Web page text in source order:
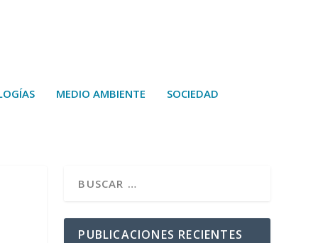
MEDIO AMBIENTE SOCIEDAD
PUBLICACIONES RECIENTES